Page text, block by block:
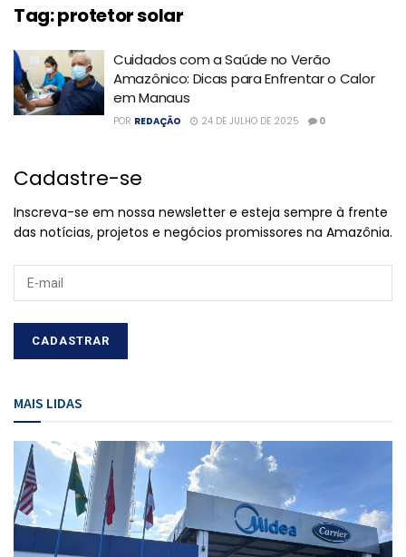
Tag:protetor solar
Cuidados com a Saúde no Verão
Amazônico: Dicas para Enfrentar o Calor
em Manaus
POR REDAÇÃO 24 DE JULHO DE 2025 0
Cadastre-se
Inscreva-se em nossa newsletter e esteja sempre à frente
das notícias, projetos e negócios promissores na Amazônia.
MAIS LIDAS